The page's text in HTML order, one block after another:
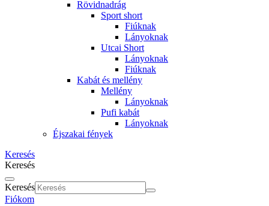
Rövidnadrág
Sport short
Fiúknak
Lányoknak
Utcai Short
Lányoknak
Fiúknak
Kabát és mellény
Mellény
Lányoknak
Pufi kabát
Lányoknak
Éjszakai fények
Keresés
Keresés
Keresés
Fiókom